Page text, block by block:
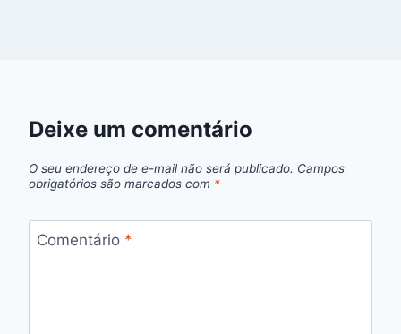
Deixe um comentário
O seu endereço de e-mail não será publicado. Campos
obrigatórios são marcados com *
Comentário *